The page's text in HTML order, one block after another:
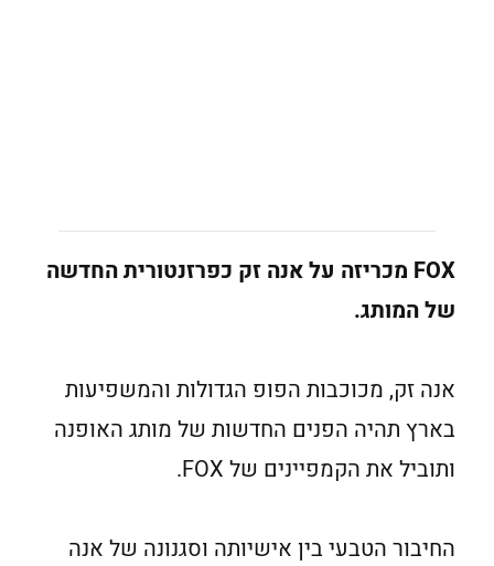
FOX מכריזה על אנה זק כפרזנטורית החדשה
של המותג.
אנה זק, מכוכבות הפופ הגדולות והמשפיעות
בארץ תהיה הפנים החדשות של מותג האופנה
ותוביל את הקמפיינים של FOX.
החיבור הטבעי בין אישיותה וסגנונה של אנה